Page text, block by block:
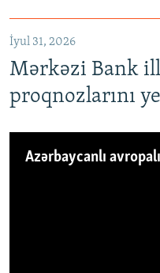
İyul 31, 2026
Mərkəzi Bank
proqnozlarını